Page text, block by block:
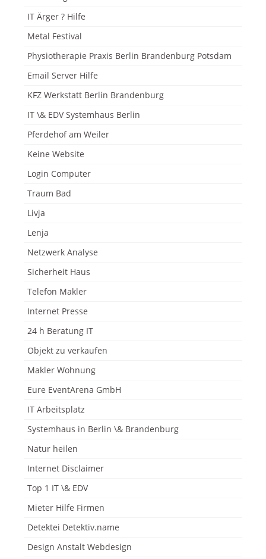
IT Ärger ? Hilfe
Metal Festival
Physiotherapie Praxis Berlin Brandenburg Potsdam
Email Server Hilfe
KFZ Werkstatt Berlin Brandenburg
IT \& EDV Systemhaus Berlin
Pferdehof am Weiler
Keine Website
Login Computer
Traum Bad
Livja
Lenja
Netzwerk Analyse
Sicherheit Haus
Telefon Makler
Internet Presse
24 h Beratung IT
Objekt zu verkaufen
Makler Wohnung
Eure EventArena GmbH
IT Arbeitsplatz
Systemhaus in Berlin \& Brandenburg
Natur heilen
Internet Disclaimer
Top 1 IT \& EDV
Mieter Hilfe Firmen
Detektei Detektiv.name
Design Anstalt Webdesign